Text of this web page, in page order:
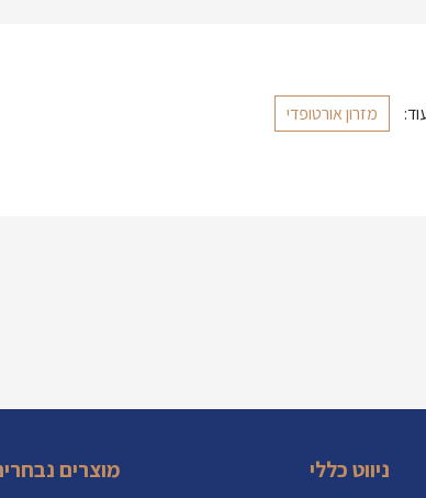
מזרון אורטופדי
ניווט כללי מוצרים